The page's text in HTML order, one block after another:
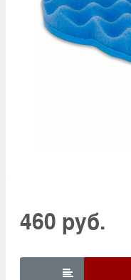
460 руб.
